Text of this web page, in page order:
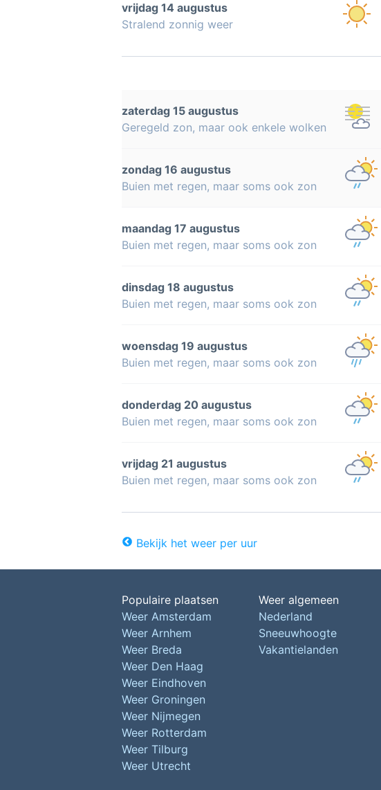
vrijdag 14 augustus
Stralend zonnig weer
zaterdag 15 augustus
Geregeld zon, maar ook enkele wolken
zondag 16 augustus
Buien met regen, maar soms ook zon
maandag 17 augustus
Buien met regen, maar soms ook zon
dinsdag 18 augustus
Buien met regen, maar soms ook zon
woensdag 19 augustus
Buien met regen, maar soms ook zon
donderdag 20 augustus
Buien met regen, maar soms ook zon
vrijdag 21 augustus
Buien met regen, maar soms ook zon
Bekijk het weer per uur
Populaire plaatsen
Weer Amsterdam
Weer Arnhem
Weer Breda
Weer Den Haag
Weer Eindhoven
Weer Groningen
Weer Nijmegen
Weer Rotterdam
Weer Tilburg
Weer Utrecht
Weer algemeen
Nederland
Sneeuwhoogte
Vakantielanden